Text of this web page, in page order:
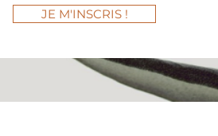
JE M'INSCRIS !